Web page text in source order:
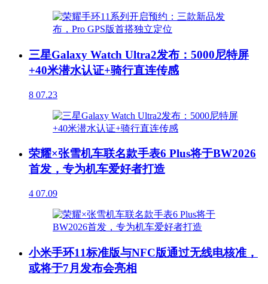
三星Galaxy Watch Ultra2发布：5000尼特屏
+40米潜水认证+骑行直连传感
8 07.23
荣耀×张雪机车联名款手表6 Plus将于BW2026
首发，专为机车爱好者打造
4 07.09
小米手环11标准版与NFC版通过无线电核准，
或将于7月发布会亮相